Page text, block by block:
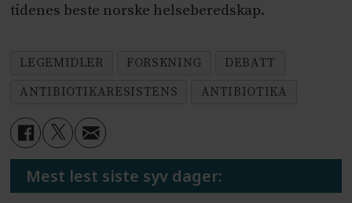
tidenes beste norske helseberedskap.
LEGEMIDLER FORSKNING
DEBATT
ANTIBIOTIKARESISTENS
ANTIBIOTIKA
Mest lest siste syv dager: